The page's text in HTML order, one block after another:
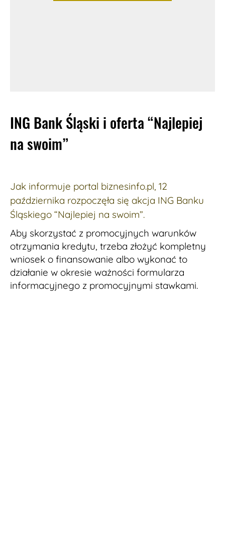
ING Bank Śląski i oferta “Najlepiej
na swoim”
Jak informuje portal biznesinfo.pl, 12
października rozpoczęła się akcja ING Banku
Śląskiego “Najlepiej na swoim”.
Aby skorzystać z promocyjnych warunków
otrzymania kredytu, trzeba złożyć kompletny
wniosek o finansowanie albo wykonać to
działanie w okresie ważności formularza
informacyjnego z promocyjnymi stawkami.